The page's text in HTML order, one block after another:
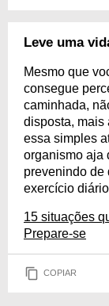
Leve uma
Mesmo que
consegue
caminhada,
disposta, mais
essa simples
organismo aja
prevenindo de
exercício
15 situações
Prepare-se
COPIAR